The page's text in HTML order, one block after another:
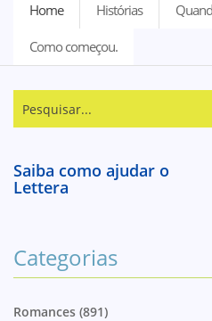
Home Histórias
Como começou.
Saiba como ajudar o
Lettera
Categorias
Romances (891)